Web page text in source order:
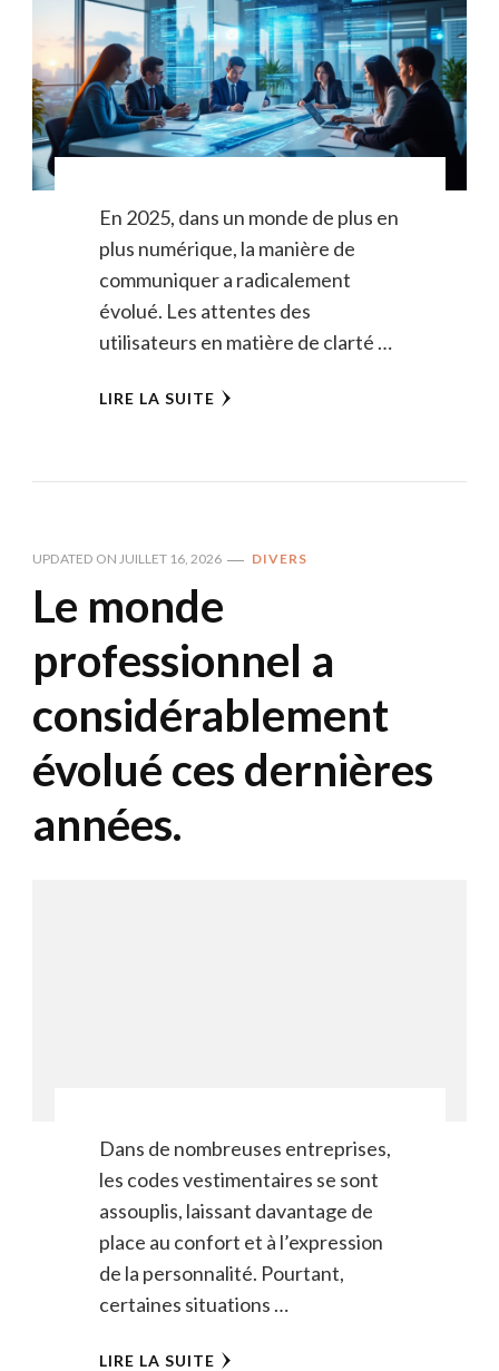
En 2025, dans un monde de plus en
plus numérique, la manière de
communiquer a radicalement
évolué. Les attentes des
utilisateurs en matière de clarté …
LIRE LA SUITE
UPDATED ON JUILLET 16, 2026 DIVERS
Le monde
professionnel a
considérablement
évolué ces dernières
années.
Dans de nombreuses entreprises,
les codes vestimentaires se sont
assouplis, laissant davantage de
place au confort et à l’expression
de la personnalité. Pourtant,
certaines situations …
LIRE LA SUITE